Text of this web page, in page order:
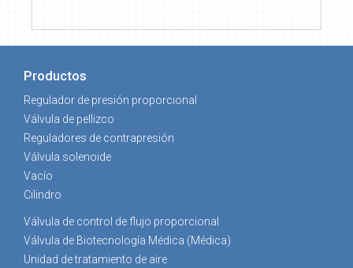
Productos
Regulador de presión proporcional
Válvula de pellizco
Reguladores de contrapresión
Válvula solenoide
Vacío
Cilindro
Válvula de control de flujo proporcional
Válvula de Biotecnología Médica (Médica)
Unidad de tratamiento de aire